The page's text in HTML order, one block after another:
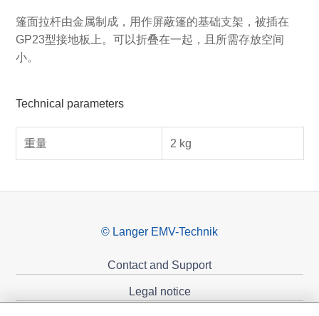
篷面拉杆由金属制成，用作屏蔽篷的基础支架，被插在
GP23型接地板上。可以折叠在一起，且所需存放空间
小。
Technical parameters
重量 2 kg
© Langer EMV-Technik
Contact and Support
Legal notice